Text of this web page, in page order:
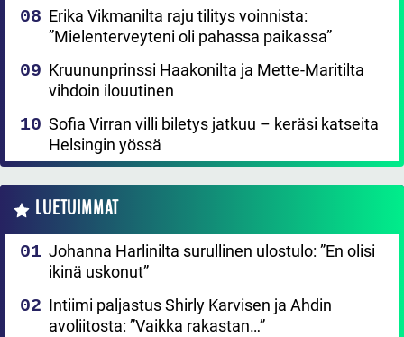
Erika Vikmanilta raju tilitys voinnista:
”Mielenterveyteni oli pahassa paikassa”
Kruununprinssi Haakonilta ja Mette-Maritilta
vihdoin ilouutinen
Sofia Virran villi biletys jatkuu – keräsi katseita
Helsingin yössä
LUETUIMMAT
Johanna Harlinilta surullinen ulostulo: ”En olisi
ikinä uskonut”
Intiimi paljastus Shirly Karvisen ja Ahdin
avoliitosta: ”Vaikka rakastan…”